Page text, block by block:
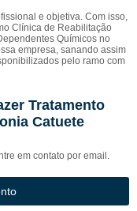
e objetiva. Com isso,
Clínica de Reabilitação
Químicos no
empresa, sanando assim
pelo ramo com
Tratamento
Catuete
em contato por email.